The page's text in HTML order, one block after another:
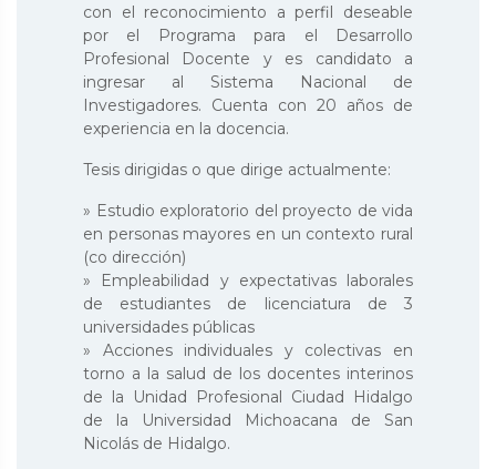
con el reconocimiento a perfil deseable
por el Programa para el Desarrollo
Profesional Docente y es candidato a
ingresar al Sistema Nacional de
Investigadores. Cuenta con 20 años de
experiencia en la docencia.
Tesis dirigidas o que dirige actualmente:
» Estudio exploratorio del proyecto de vida
en personas mayores en un contexto rural
(co dirección)
» Empleabilidad y expectativas laborales
de estudiantes de licenciatura de 3
universidades públicas
» Acciones individuales y colectivas en
torno a la salud de los docentes interinos
de la Unidad Profesional Ciudad Hidalgo
de la Universidad Michoacana de San
Nicolás de Hidalgo.